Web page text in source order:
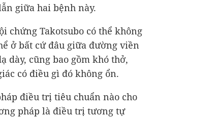
giữa hai bệnh này.
chứng Takotsubo có thể không
ở bất cứ đâu giữa đường viền
dày, cũng bao gồm khó thở,
có điều gì đó không ổn.
điều trị tiêu chuẩn nào cho
pháp là điều trị tương tự